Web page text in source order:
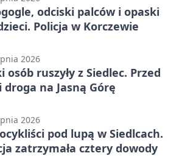
odciski palców i opaski
Policja w Korczewie
2026
osób ruszyły z Siedlec. Przed
droga na Jasną Górę
2026
pod lupą w Siedlcach.
zatrzymała cztery dowody